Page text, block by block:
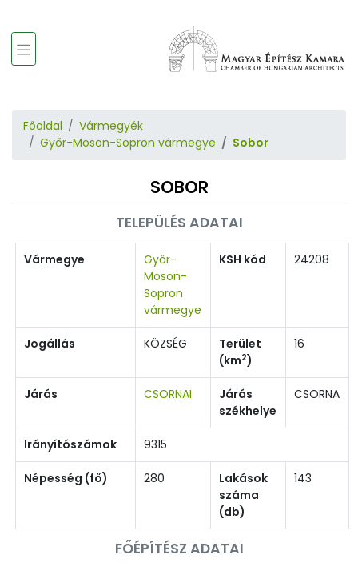
Főoldal
Vármegyék
Győr-Moson-Sopron vármegye
Sobor
SOBOR
TELEPÜLÉS ADATAI
Vármegye
Győr-
Moson-
Sopron
vármegye
KSH kód 24208
Jogállás KÖZSÉG
Terület
(km2)
16
Járás CSORNAI
Járás
székhelye
CSORNA
Irányítószámok 9315
Népesség (fő) 280
Lakások
száma
(db)
143
FŐÉPÍTÉSZ ADATAI